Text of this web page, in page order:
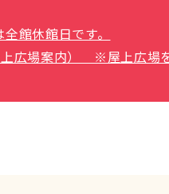
館休館日です。
上広場案内） ※屋上広場